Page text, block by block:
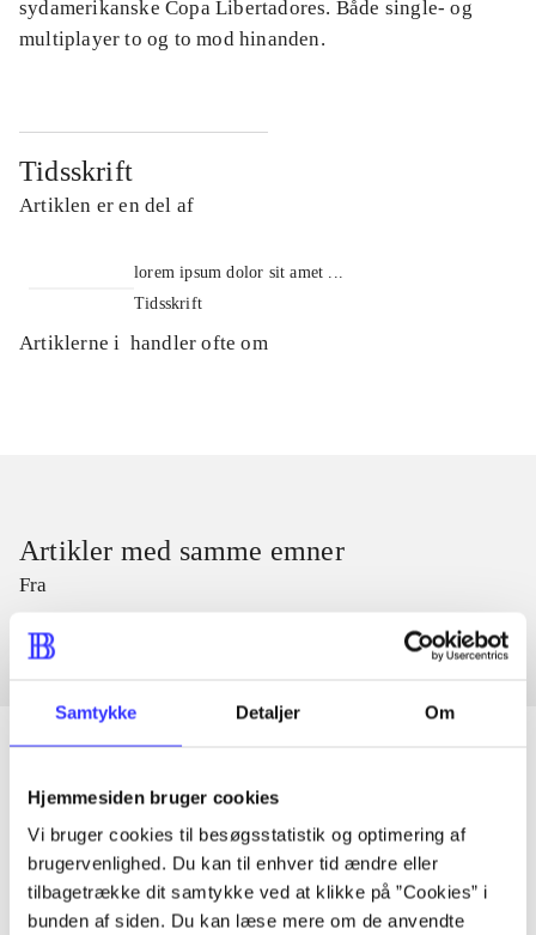
Samtykke Detaljer Om
Hjemmesiden bruger cookies
Vi bruger cookies til besøgsstatistik og optimering af
brugervenlighed. Du kan til enhver tid ændre eller
tilbagetrække dit samtykke ved at klikke på ”Cookies” i
bunden af siden. Du kan læse mere om de anvendte
sydamerikanske Copa Libertadores. Både single- og
multiplayer to og to mod hinanden.
Tidsskrift
Artiklen er en del af
lorem ipsum dolor sit amet ...
Tidsskrift
Artiklerne i handler ofte om
Artikler med samme emner
Fra
Artikler
Alle registrerede artikler fordelt på udgivelser
...